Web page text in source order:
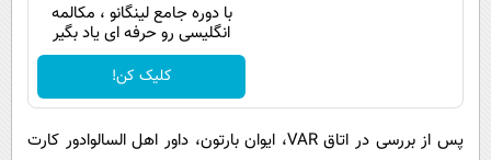
با دوره جامع لینگانو ، مکالمه
انگلیسی رو حرفه ای یاد بگیر
کلیک کن!
پس از بررسی در اتاق VAR، ایوان بارتون، داور اهل السالوادور کارت